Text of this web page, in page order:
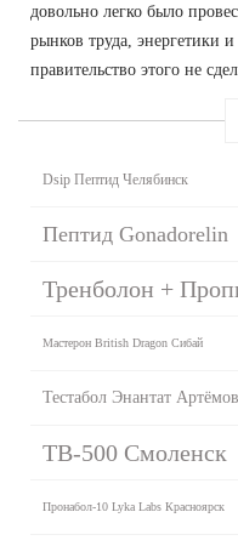
довольно легко было
рынков труда, энергетики и
правительство этого не
Dsip Пептид Челябинск
Пептид Gonadorelin
Тренболон +
Мастерон British Dragon Сибай
Тестабол Энантат
TB-500 Смоленск
Пронабол-10 Lyka Labs Красноярск